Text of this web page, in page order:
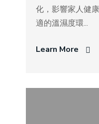
化，影響家人健
適的溫濕度環...
Learn More